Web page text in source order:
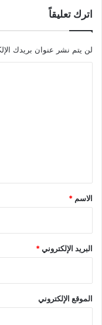
اترك تعليقاً
لن يتم نشر عنوان بريدك
*
الاسم *
البريد الإلكتروني*
الموقع الإلكتروني